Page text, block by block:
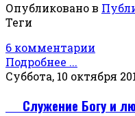
Опубликовано в
Теги
6 комментарии
Подробнее ...
Суббота, 10 октября
Служение Богу и